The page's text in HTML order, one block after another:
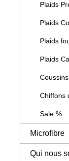
Plaids
Plaids
Plaids
Plaids
Coussins
Chiffons
Sale %
Microfibre
Qui nous